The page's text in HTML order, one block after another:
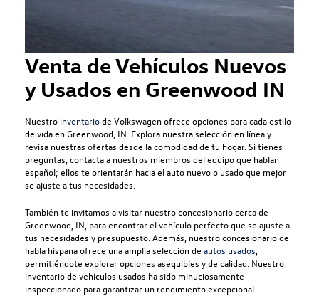
Venta de Vehículos Nuevos
y Usados en Greenwood IN
Nuestro inventariode Volkswagen ofrece opciones para cada estilo
de vida en Greenwood, IN. Explora nuestra selección en línea y
revisa nuestras ofertas desde la comodidad de tu hogar. Si tienes
preguntas, contacta a nuestros miembros del equipo que hablan
español; ellos te orientarán hacia el auto nuevo o usado que mejor
se ajuste a tus necesidades.
También te invitamos a visitar nuestro concesionario cerca de
Greenwood, IN, para encontrar el vehículo perfecto que se ajuste a
tus necesidades y presupuesto. Además, nuestro concesionario de
habla hispana ofrece una amplia selección de autos usados
permitiéndote explorar opciones asequibles y de calidad. Nuestro
inventario de vehículos usados ha sido minuciosamente
inspeccionado para garantizar un rendimiento excepcional.